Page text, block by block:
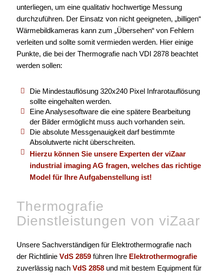
unterliegen, um eine qualitativ hochwertige Messung
durchzuführen. Der Einsatz von nicht geeigneten, „billigen“
Wärmebildkameras kann zum „Übersehen“ von Fehlern
verleiten und sollte somit vermieden werden. Hier einige
Punkte, die bei der Thermografie nach VDI 2878 beachtet
werden sollen:
Die Mindestauflösung 320x240 Pixel Infrarotauflösung
sollte eingehalten werden.
Eine Analysesoftware die eine spätere Bearbeitung
der Bilder ermöglicht muss auch vorhanden sein.
Die absolute Messgenauigkeit darf bestimmte
Absolutwerte nicht überschreiten.
Hierzu können Sie unsere Experten der viZaar
industrial imaging AG fragen, welches das richtige
Model für Ihre Aufgabenstellung ist!
Thermografie
Dienstleistungen von viZaar
Unsere Sachverständigen für Elektrothermografie nach
der Richtlinie VdS 2859 führen Ihre Elektrothermografie
zuverlässig nach VdS 2858und mit bestem Equipment für